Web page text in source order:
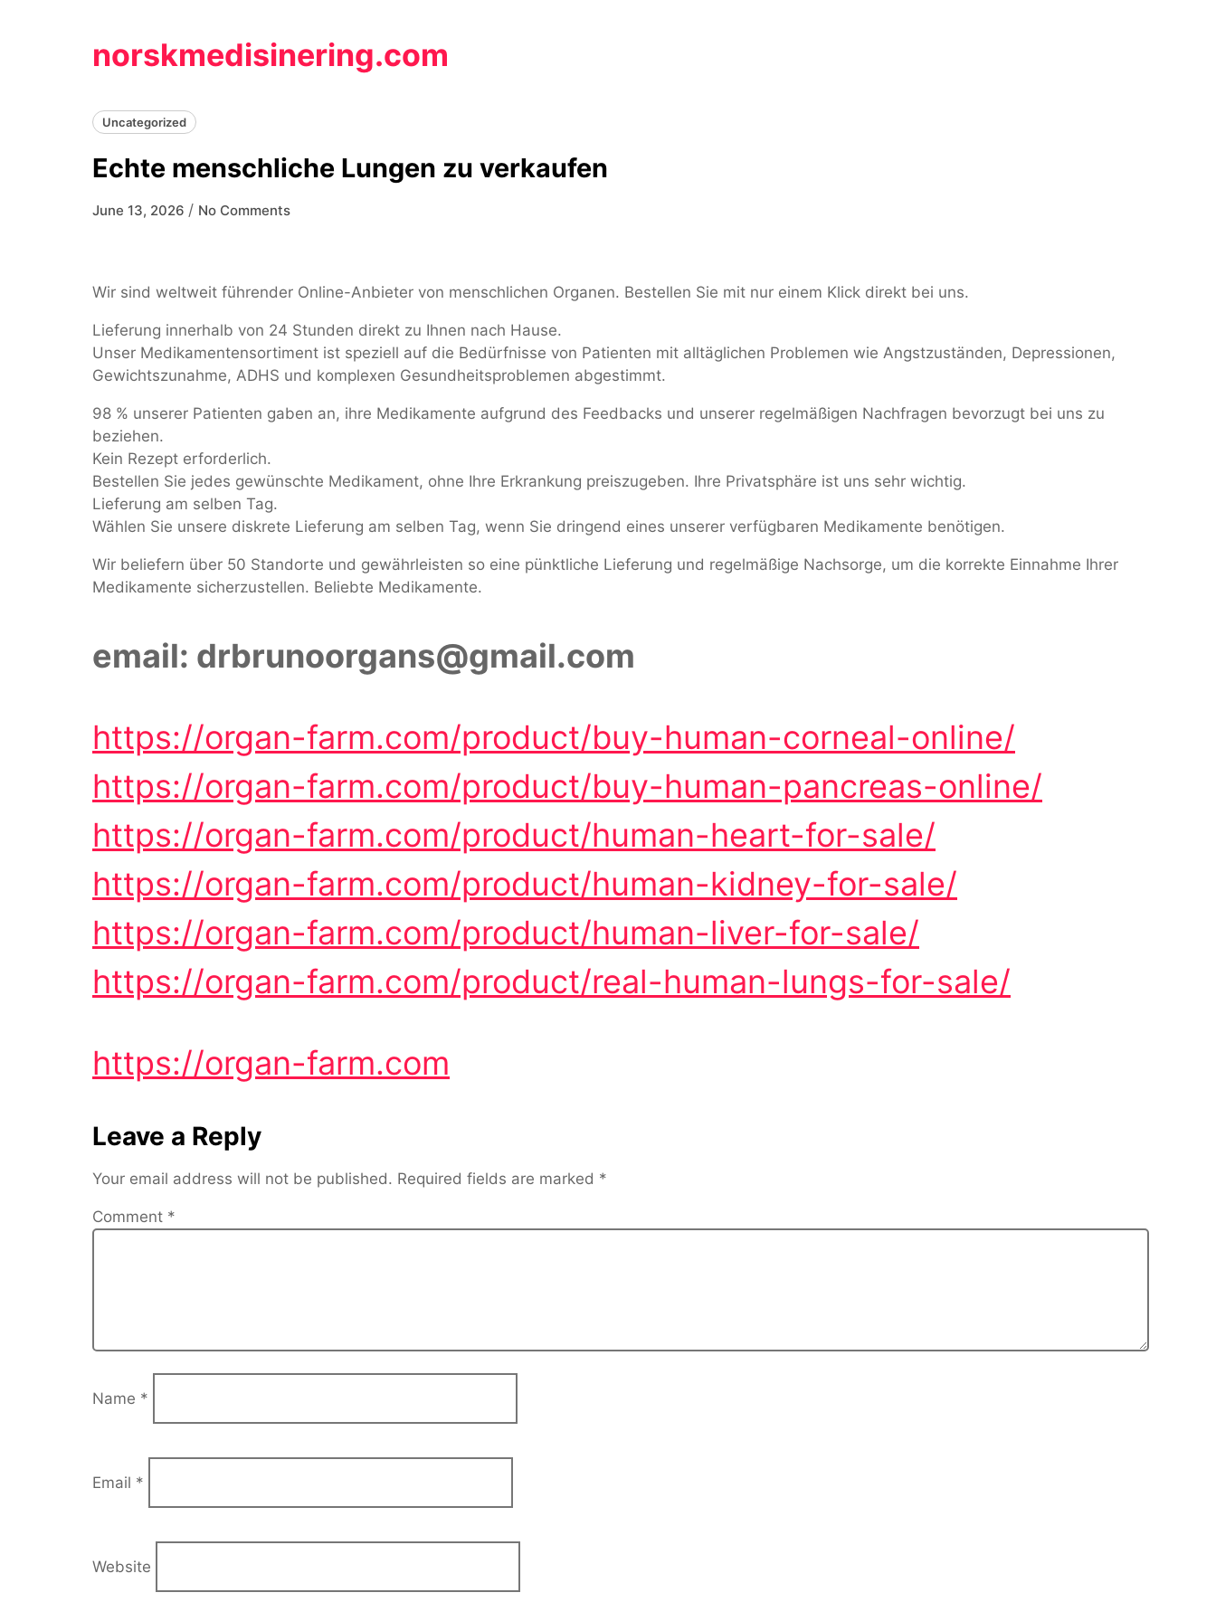
norskmedisinering.com
Uncategorized
Echte menschliche Lungen zu verkaufen
June 13, 2026 / No Comments
Wir sind weltweit führender Online-Anbieter von menschlichen Organen. Bestellen Sie mit nur einem Klick direkt bei uns.
Lieferung innerhalb von 24 Stunden direkt zu Ihnen nach Hause.
Unser Medikamentensortiment ist speziell auf die Bedürfnisse von Patienten mit alltäglichen Problemen wie Angstzuständen, Depressionen,
Gewichtszunahme, ADHS und komplexen Gesundheitsproblemen abgestimmt.
98 % unserer Patienten gaben an, ihre Medikamente aufgrund des Feedbacks und unserer regelmäßigen Nachfragen bevorzugt bei uns zu
beziehen.
Kein Rezept erforderlich.
Bestellen Sie jedes gewünschte Medikament, ohne Ihre Erkrankung preiszugeben. Ihre Privatsphäre ist uns sehr wichtig.
Lieferung am selben Tag.
Wählen Sie unsere diskrete Lieferung am selben Tag, wenn Sie dringend eines unserer verfügbaren Medikamente benötigen.
Wir beliefern über 50 Standorte und gewährleisten so eine pünktliche Lieferung und regelmäßige Nachsorge, um die korrekte Einnahme Ihrer
Medikamente sicherzustellen. Beliebte Medikamente.
email: drbrunoorgans@gmail.com
https://organ-farm.com/product/buy-human-corneal-online/
https://organ-farm.com/product/buy-human-pancreas-online/
https://organ-farm.com/product/human-heart-for-sale/
https://organ-farm.com/product/human-kidney-for-sale/
https://organ-farm.com/product/human-liver-for-sale/
https://organ-farm.com/product/real-human-lungs-for-sale/
https://organ-farm.com
Leave a Reply
Your email address will not be published. Required fields are marked *
Comment *
Name *
Email *
Website